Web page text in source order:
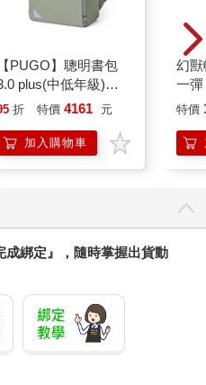
【PUGO】聰明書包
plus(中低年級)沙
全新進化玩美上市
折 特價 4161 元
加入購物車
幻
一彈
特價
成綁定』，隨時掌握出貨動